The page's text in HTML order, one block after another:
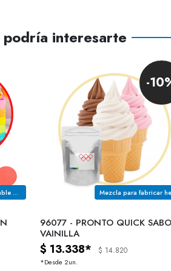
podría interesarte
colorante hidrosoluble de uso alimenticio color rojo rojo
-
96077 - PRONTO QUICK
VAINILLA
$ 13.338* $ 14.820
*Desde 2un.